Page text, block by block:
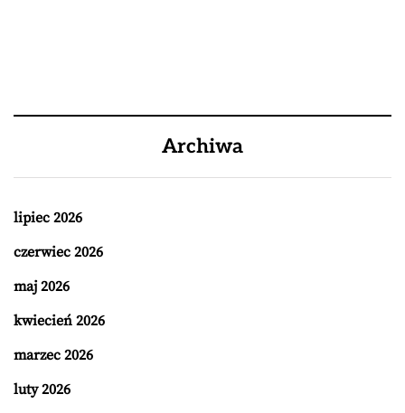
Archiwa
lipiec 2026
czerwiec 2026
maj 2026
kwiecień 2026
marzec 2026
luty 2026